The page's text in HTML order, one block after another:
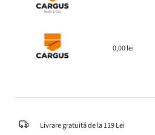
0,00 lei
Livrare gratuită de la 119 Lei